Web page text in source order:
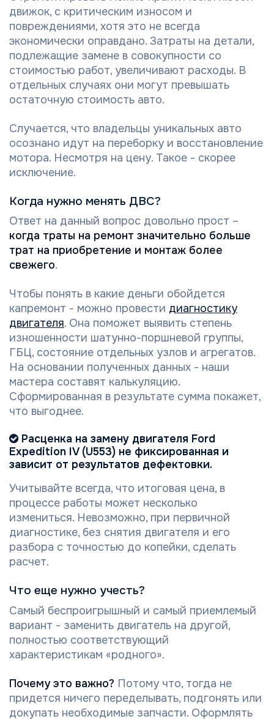
движок, с критическим износом и
повреждениями, хотя это не всегда
экономически оправдано. Затраты на детали,
подлежащие замене в совокупности со
стоимостью работ, увеличивают расходы. В
отдельных случаях они могут превышать
остаточную стоимость авто.
Случается, что владельцы уникальных авто
осознано идут на переборку и восстановление
мотора. Несмотря на цену. Такое - скорее
исключение.
Когда нужно менять ДВС?
Ответ на данный вопрос довольно прост –
когда траты на ремонт значительно больше
трат на приобретение и монтаж более
свежего.
Чтобы понять в какие деньги обойдется
капремонт - можно провести диагностику
двигателя. Она поможет выявить степень
изношенности шатунно-поршневой группы,
ГБЦ, состояние отдельных узлов и агрегатов.
На основании полученных данных - наши
мастера составят калькуляцию.
Сформированная в результате сумма покажет,
что выгоднее.
Расценка на замену двигателя Ford
Expedition IV (U553) не фиксированная и
зависит от результатов дефектовки.
Учитывайте всегда, что итоговая цена, в
процессе работы может несколько
измениться. Невозможно, при первичной
диагностике, без снятия двигателя и его
разбора с точностью до копейки, сделать
расчет.
Что еще нужно учесть?
Самый беспроигрышный и самый приемлемый
вариант - заменить двигатель на другой,
полностью соответствующий
характеристикам «родного».
Почему это важно? Потому что, тогда не
придется ничего переделывать, подгонять или
докупать необходимые запчасти. Оформлять